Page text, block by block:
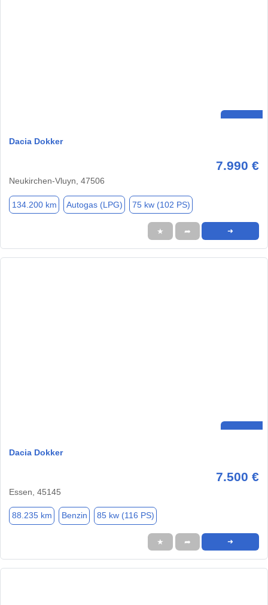
Dacia Dokker
7.990 €
Neukirchen-Vluyn, 47506
134.200 km Autogas (LPG) 75 kw (102 PS)
★ ➦ ➜
Dacia Dokker
7.500 €
Essen, 45145
88.235 km Benzin 85 kw (116 PS)
★ ➦ ➜